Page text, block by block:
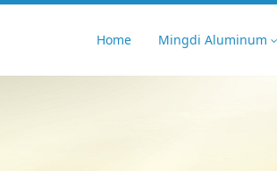
Home Mingdi Aluminum